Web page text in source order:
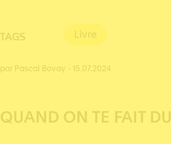
TAGS Livre
par Pascal Bovay - 15.07.2024
QUAND ON TE FAIT